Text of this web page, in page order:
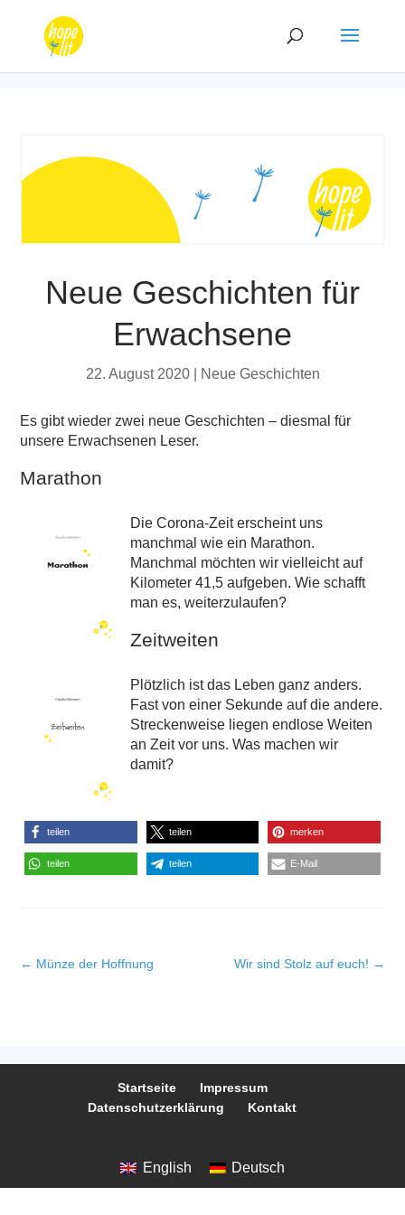
Neue Geschichten für
Erwachsene
22. August 2020| Neue Geschichten
Es gibt wieder zwei neue Geschichten – diesmal für
unsere Erwachsenen Leser.
Marathon
Die Corona-Zeit erscheint uns
manchmal wie ein Marathon.
Manchmal möchten wir vielleicht auf
Kilometer 41,5 aufgeben. Wie schafft
man es, weiterzulaufen?
Zeitweiten
Plötzlich ist das Leben ganz anders.
Fast von einer Sekunde auf die andere.
Streckenweise liegen endlose Weiten
an Zeit vor uns. Was machen wir
damit?
teilen teilen merken
teilen teilen E-Mail
← Münze der Hoffnung Wir sind Stolz auf euch! →
Startseite
Impressum
Datenschutzerklärung
Kontakt
English Deutsch